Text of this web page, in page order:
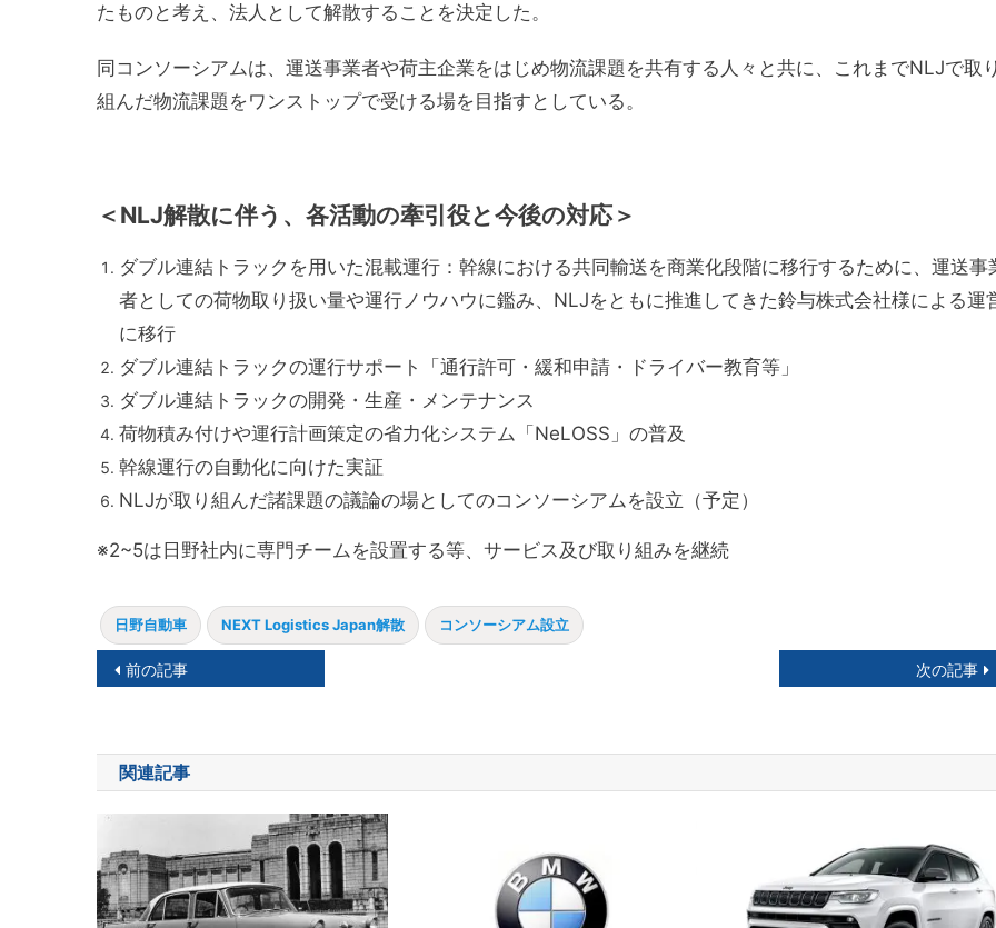
たものと考え、法人として解散することを決定した。
同コンソーシアムは、運送事業者や荷主企業をはじめ物流課題を共有する人々と共に、これまでNLJで取
組んだ物流課題をワンストップで受ける場を目指すとしている。
＜NLJ解散に伴う、各活動の牽引役と今後の対応＞
ダブル連結トラックを用いた混載運行：幹線における共同輸送を商業化段階に移行するために、運送事
者としての荷物取り扱い量や運行ノウハウに鑑み、NLJをともに推進してきた鈴与株式会社様による運
に移行
ダブル連結トラックの運行サポート「通行許可・緩和申請・ドライバー教育等」
ダブル連結トラックの開発・生産・メンテナンス
荷物積み付けや運行計画策定の省力化システム「NeLOSS」の普及
幹線運行の自動化に向けた実証
NLJが取り組んだ諸課題の議論の場としてのコンソーシアムを設立（予定）
※2~5は日野社内に専門チームを設置する等、サービス及び取り組みを継続
日野自動車 NEXT Logistics Japan解散 コンソーシアム設立
投
ナ
ビ
ゲ
ー
前の記事 次の記事
関連記事